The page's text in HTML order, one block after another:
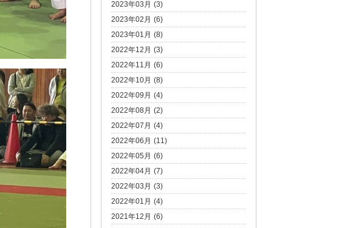
2023年03月 (3)
2023年02月 (6)
2023年01月 (8)
2022年12月 (3)
2022年11月 (6)
2022年10月 (8)
2022年09月 (4)
2022年08月 (2)
2022年07月 (4)
2022年06月 (11)
2022年05月 (6)
2022年04月 (7)
2022年03月 (3)
2022年01月 (4)
2021年12月 (6)